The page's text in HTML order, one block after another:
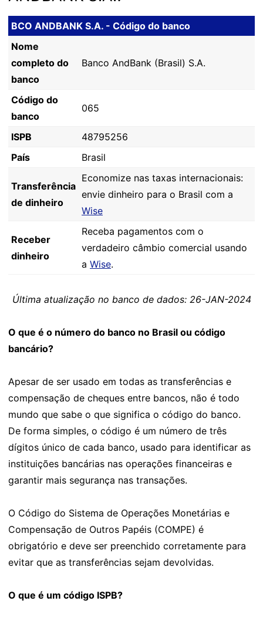
BCO ANDBANK S.A. - Código do banco
Nome
completo do
banco
Banco AndBank (Brasil) S.A.
Código do
banco
065
ISPB
48795256
País
Brasil
Transferência
de dinheiro
Economize nas taxas internacionais:
envie dinheiro para o Brasil com a
Wise
Receber
dinheiro
Receba pagamentos com o
verdadeiro câmbio comercial usando
a Wise.
Última atualização no banco de dados: 26-JAN-2024
O que é o número do banco no Brasil ou código
bancário?
Apesar de ser usado em todas as transferências e
compensação de cheques entre bancos, não é todo
mundo que sabe o que significa o código do banco.
De forma simples, o código é um número de três
dígitos único de cada banco, usado para identificar as
instituições bancárias nas operações financeiras e
garantir mais segurança nas transações.
O Código do Sistema de Operações Monetárias e
Compensação de Outros Papéis (COMPE) é
obrigatório e deve ser preenchido corretamente para
evitar que as transferências sejam devolvidas.
O que é um código ISPB?